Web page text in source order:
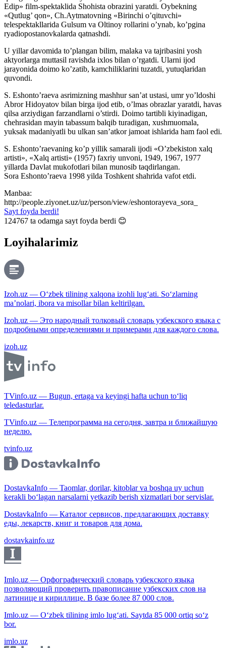
Edip» film-spektaklida Shohista obrazini yaratdi. Oybekning
«Qutlug’ qon», Ch.Aytmatovning «Birinchi o’qituvchi»
telespektakllarida Gulsum va Oltinoy rollarini o’ynab, ko’pgina
ryadiopostanovkalarda qatnashdi.
U yillar davomida to’plangan bilim, malaka va tajribasini yosh
aktyorlarga muttasil ravishda ixlos bilan o’rgatdi. Ularni ijod
jarayonida doimo ko’zatib, kamchiliklarini tuzatdi, yutuqlaridan
quvondi.
S. Eshonto’raeva asrimizning mashhur san’at ustasi, umr yo’ldoshi
Abror Hidoyatov bilan birga ijod etib, o’lmas obrazlar yaratdi, havas
qilsa arziydigan farzandlarni o’stirdi. Doimo tartibli kiyinadigan,
chehrasidan mayin tabassum balqib turadigan, xushmuomala,
yuksak madaniyatli bu ulkan san’atkor jamoat ishlarida ham faol edi.
S. Eshonto’raevaning ko’p yillik samarali ijodi «O’zbekiston xalq
artisti», «Xalq artisti» (1957) faxriy unvoni, 1949, 1967, 1977
yillarda Davlat mukofotlari bilan munosib taqdirlangan.
Sora Eshonto’raeva 1998 yilda Toshkent shahrida vafot etdi.
Manbaa:
http://people.ziyonet.uz/uz/person/view/eshontorayeva_sora_
Sayt foyda berdi!
124767 ta odamga sayt foyda berdi 😊
Loyihalarimiz
Izoh.uz — O‘zbek tilining xalqona izohli lug‘ati. So‘zlarning
ma’nolari, ibora va misollar bilan keltirilgan.
Izoh.uz — Это народный толковый словарь узбекского языка с
подробными определениями и примерами для каждого слова.
izoh.uz
TVinfo.uz — Bugun, ertaga va keyingi hafta uchun to‘liq
teledasturlar.
TVinfo.uz — Телепрограмма на сегодня, завтра и ближайшую
неделю.
tvinfo.uz
DostavkaInfo — Taomlar, dorilar, kitoblar va boshqa uy uchun
kerakli bo‘lagan narsalarni yetkazib berish xizmatlari bor servislar.
DostavkaInfo — Каталог сервисов, предлагающих доставку
еды, лекарств, книг и товаров для дома.
dostavkainfo.uz
Imlo.uz — Орфографический словарь узбекского языка
позволяющий проверить правописание узбекских слов на
латинице и кириллице. В базе более 87 000 слов.
Imlo.uz — O‘zbek tilining imlo lug‘ati. Saytda 85 000 ortiq so‘z
bor.
imlo.uz